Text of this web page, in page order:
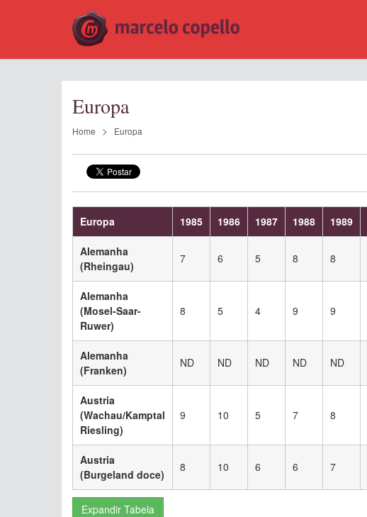
Europa
Home Europa
Europa 1985 1986 1987 1988 1989
Alemanha
(Rheingau)
7 6 5 8 8
Alemanha
(Mosel-Saar-
Ruwer)
8 5 4 9 9
Alemanha
(Franken)
ND ND ND ND ND
Austria
(Wachau/Kamptal
Riesling)
9 10 5 7 8
Austria
(Burgeland doce)
8 10 6 6 7
Expandir Tabela